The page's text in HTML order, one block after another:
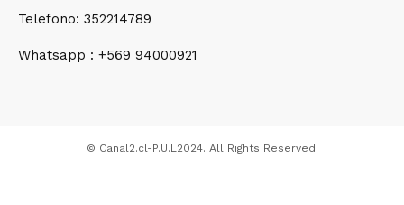
Telefono: 352214789
Whatsapp : +569 94000921
© Canal2.cl-P.U.L2024. All Rights Reserved.